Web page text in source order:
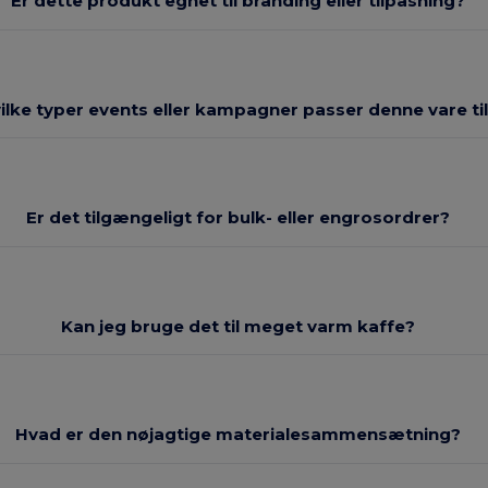
typer events eller kampagner passer denne vare
Er det tilgængeligt for bulk- eller engrosordrer?
Kan jeg bruge det til meget varm kaffe?
Hvad er den nøjagtige materialesammensætning?